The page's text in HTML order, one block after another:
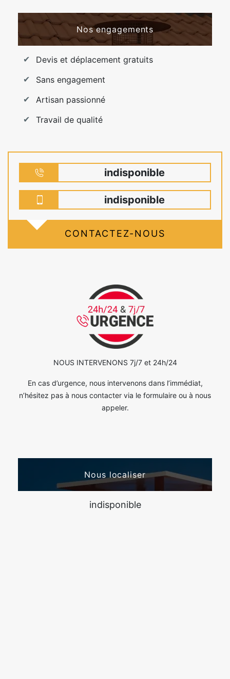
Nos engagements
Devis et déplacement gratuits
Sans engagement
Artisan passionné
Travail de qualité
indisponible
indisponible
CONTACTEZ-NOUS
NOUS INTERVENONS 7j/7 et 24h/24
En cas d’urgence, nous intervenons dans l’immédiat,
n’hésitez pas à nous contacter via le formulaire ou à nous
appeler.
Nous localiser
indisponible